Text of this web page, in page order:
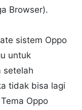
Browser).
sistem Oppo
untuk
setelah
tidak bisa lagi
Oppo